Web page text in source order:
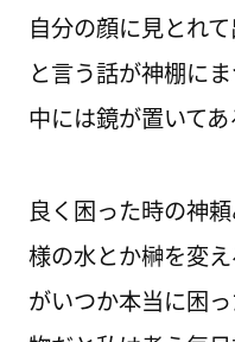
自分の顔に見とれ
と言う話が神棚に
中には鏡が置いてあ
良く困った時の神
様の水とか榊を変
がいつか本当に困